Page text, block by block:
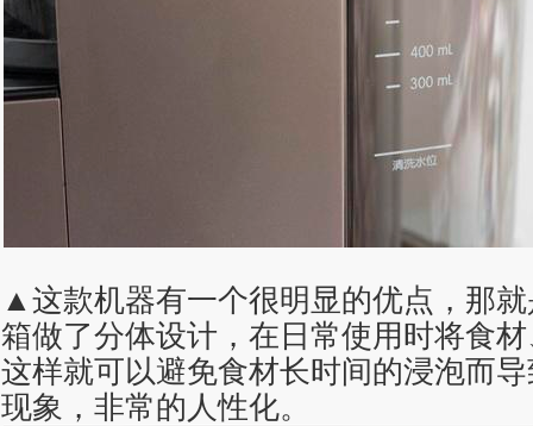
▲这款机器有一个很明显的优点，那
箱做了分体设计，在日常使用时将食
这样就可以避免食材长时间的浸泡而
现象，非常的人性化。